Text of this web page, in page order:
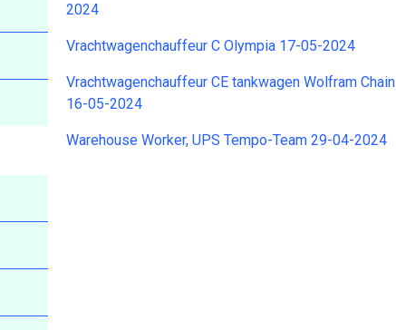
2024
Vrachtwagenchauffeur C Olympia 17-05-2024
Vrachtwagenchauffeur CE tankwagen Wolfram Chain
16-05-2024
Warehouse Worker, UPS Tempo-Team 29-04-2024